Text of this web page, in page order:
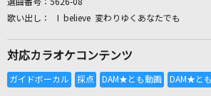
全国りれき
選曲番号： 5626-08
I believe 変わりゆくあなたでも
対応カラオケコンテンツ